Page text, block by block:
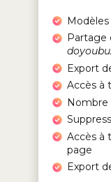
Partage
Export
Accès à
Nombre
Accès à
page
Export